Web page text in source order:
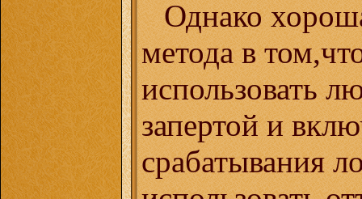
Однако
метода в
использовать
запертой и
срабатывания